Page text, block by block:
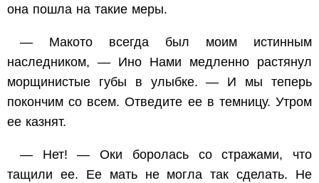
она пошла на такие меры.
— Макото всегда был моим истинным
наследником, — Ино Нами медленно растянул
морщинистые губы в улыбке. — И мы теперь
покончим со всем. Отведите ее в темницу. Утром
ее казнят.
— Нет! — Оки боролась со стражами, что
тащили ее. Ее мать не могла так сделать. Не